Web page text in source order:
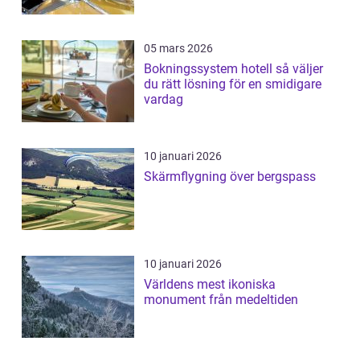
05 mars 2026
Bokningssystem hotell så väljer
du rätt lösning för en smidigare
vardag
10 januari 2026
Skärmflygning över bergspass
10 januari 2026
Världens mest ikoniska
monument från medeltiden